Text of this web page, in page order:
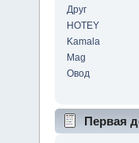
Друг
HOTEY
Kamala
Mag
Овод
Первая